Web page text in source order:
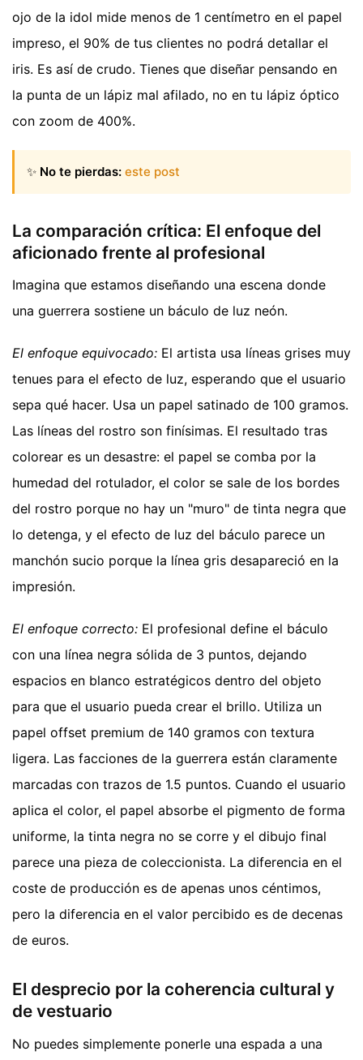
ojo de la idol mide menos de 1 centímetro en el papel
impreso, el 90% de tus clientes no podrá detallar el
iris. Es así de crudo. Tienes que diseñar pensando en
la punta de un lápiz mal afilado, no en tu lápiz óptico
con zoom de 400%.
✨ No te pierdas: este post
La comparación crítica: El enfoque del
aficionado frente al profesional
Imagina que estamos diseñando una escena donde
una guerrera sostiene un báculo de luz neón.
El enfoque equivocado: El artista usa líneas grises muy
tenues para el efecto de luz, esperando que el usuario
sepa qué hacer. Usa un papel satinado de 100 gramos.
Las líneas del rostro son finísimas. El resultado tras
colorear es un desastre: el papel se comba por la
humedad del rotulador, el color se sale de los bordes
del rostro porque no hay un "muro" de tinta negra que
lo detenga, y el efecto de luz del báculo parece un
manchón sucio porque la línea gris desapareció en la
impresión.
El enfoque correcto: El profesional define el báculo
con una línea negra sólida de 3 puntos, dejando
espacios en blanco estratégicos dentro del objeto
para que el usuario pueda crear el brillo. Utiliza un
papel offset premium de 140 gramos con textura
ligera. Las facciones de la guerrera están claramente
marcadas con trazos de 1.5 puntos. Cuando el usuario
aplica el color, el papel absorbe el pigmento de forma
uniforme, la tinta negra no se corre y el dibujo final
parece una pieza de coleccionista. La diferencia en el
coste de producción es de apenas unos céntimos,
pero la diferencia en el valor percibido es de decenas
de euros.
El desprecio por la coherencia cultural y
de vestuario
No puedes simplemente ponerle una espada a una